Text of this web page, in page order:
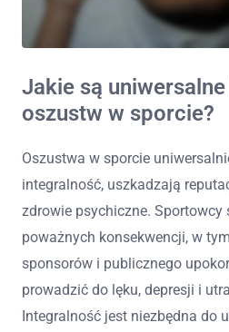
Jakie są
oszustw w sporcie?
Oszustwa w sporcie
integralność, uszkadzają
zdrowie psychiczne. Sportowcy
poważnych konsekwencji, w
sponsorów i publicznego
prowadzić do lęku, depresji i
Integralność jest niezbędna do